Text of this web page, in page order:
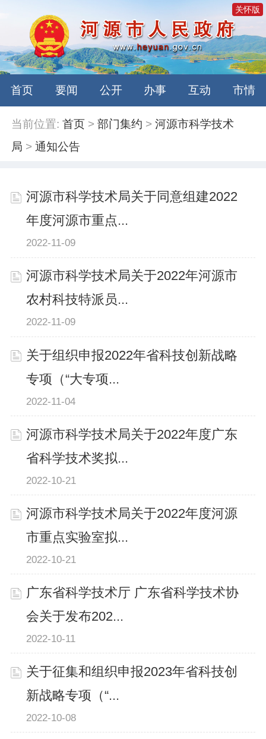
关怀版
首页 要闻 公开 办事 互动 市情
当前位置: 首页 >部门集约 >河源市科学技术
局 >通知公告
河源市科学技术局关于同意组建2022
年度河源市重点...
2022-11-09
河源市科学技术局关于2022年河源市
农村科技特派员...
2022-11-09
关于组织申报2022年省科技创新战略
专项（“大专项...
2022-11-04
河源市科学技术局关于2022年度广东
省科学技术奖拟...
2022-10-21
河源市科学技术局关于2022年度河源
市重点实验室拟...
2022-10-21
广东省科学技术厅 广东省科学技术协
会关于发布202...
2022-10-11
关于征集和组织申报2023年省科技创
新战略专项（“...
2022-10-08